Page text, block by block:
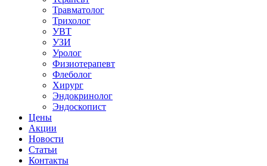
Травматолог
Трихолог
УВТ
УЗИ
Уролог
Физиотерапевт
Флеболог
Хирург
Эндокринолог
Эндоскопист
Цены
Акции
Новости
Статьи
Контакты